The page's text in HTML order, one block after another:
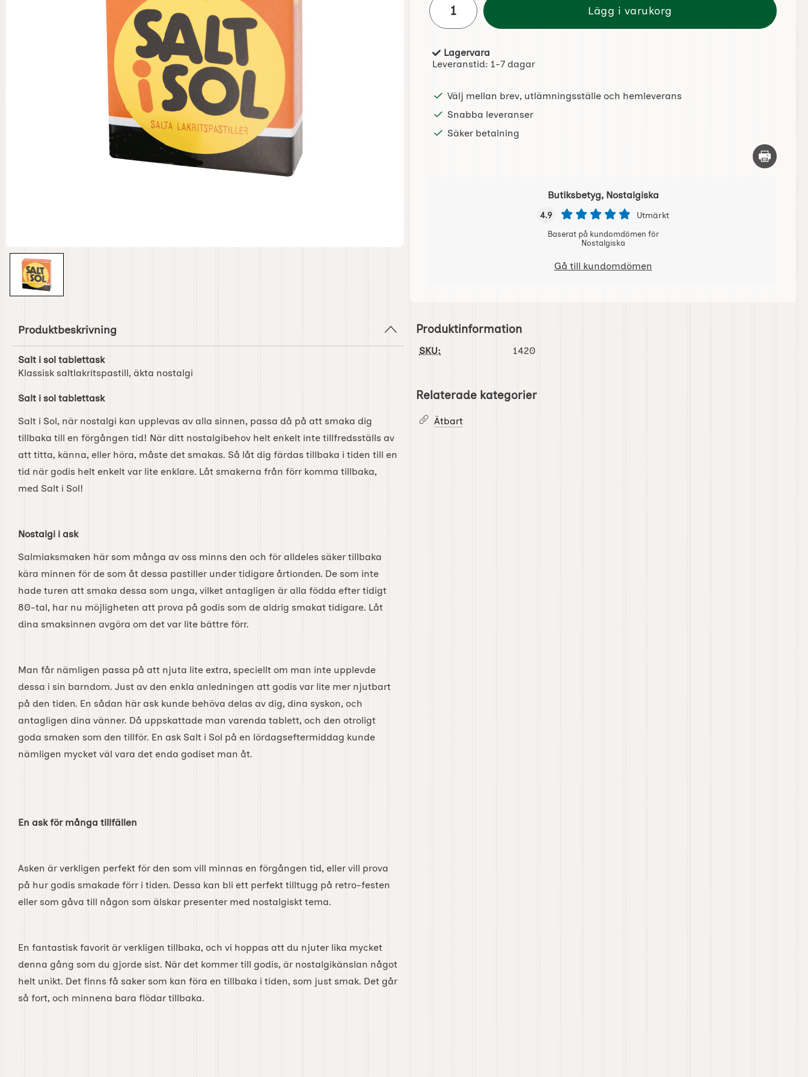
Lägg i varukorg
Tillgänglighet:
Lagervara
Leveranstid: 1-7 dagar
Välj mellan brev, utlämningsställe och hemleverans
Snabba leveranser
Säker betalning
Skriv ut
Butiksbetyg, Nostalgiska
4.9 Utmärkt
Baserat på kundomdömen för
Nostalgiska
Gå till kundomdömen
Produktbeskrivning
Salt i sol tablettask
Klassisk saltlakritspastill, äkta nostalgi
Salt i sol tablettask
Salt i Sol, när nostalgi kan upplevas av alla sinnen, passa då på att smaka dig
tillbaka till en förgången tid! När ditt nostalgibehov helt enkelt inte tillfredsställs av
att titta, känna, eller höra, måste det smakas. Så låt dig färdas tillbaka i tiden till en
tid när godis helt enkelt var lite enklare. Låt smakerna från förr komma tillbaka,
med Salt i Sol!
Nostalgi i ask
Salmiaksmaken här som många av oss minns den och för alldeles säker tillbaka
kära minnen för de som åt dessa pastiller under tidigare årtionden. De som inte
hade turen att smaka dessa som unga, vilket antagligen är alla födda efter tidigt
80-tal, har nu möjligheten att prova på godis som de aldrig smakat tidigare. Låt
dina smaksinnen avgöra om det var lite bättre förr.
Man får nämligen passa på att njuta lite extra, speciellt om man inte upplevde
dessa i sin barndom. Just av den enkla anledningen att godis var lite mer njutbart
på den tiden. En sådan här ask kunde behöva delas av dig, dina syskon, och
antagligen dina vänner. Då uppskattade man varenda tablett, och den otroligt
goda smaken som den tillför. En ask Salt i Sol på en lördagseftermiddag kunde
nämligen mycket väl vara det enda godiset man åt.
En ask för många tillfällen
Asken är verkligen perfekt för den som vill minnas en förgången tid, eller vill prova
på hur godis smakade förr i tiden. Dessa kan bli ett perfekt tilltugg på retro-festen
eller som gåva till någon som älskar presenter med nostalgiskt tema.
En fantastisk favorit är verkligen tillbaka, och vi hoppas att du njuter lika mycket
denna gång som du gjorde sist. När det kommer till godis, är nostalgikänslan något
helt unikt. Det finns få saker som kan föra en tillbaka i tiden, som just smak. Det går
så fort, och minnena bara flödar tillbaka.
Produktinformation
SKU: 1420
Relaterade kategorier
Ätbart